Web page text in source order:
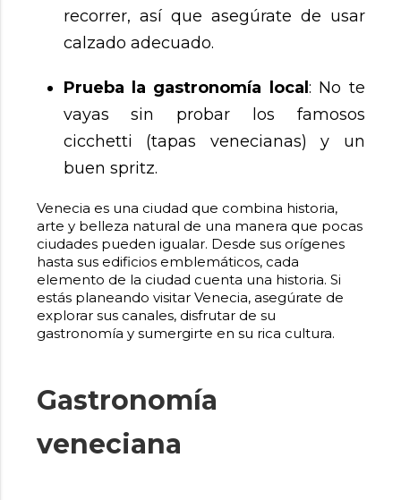
recorrer, así que asegúrate de usar
calzado adecuado.
Prueba la gastronomía local : No te
vayas sin probar los famosos
cicchetti (tapas venecianas) y un
buen spritz.
Venecia es una ciudad que combina historia,
arte y belleza natural de una manera que pocas
ciudades pueden igualar. Desde sus orígenes
hasta sus edificios emblemáticos, cada
elemento de la ciudad cuenta una historia. Si
estás planeando visitar Venecia, asegúrate de
explorar sus canales, disfrutar de su
gastronomía y sumergirte en su rica cultura.
Gastronomía
veneciana